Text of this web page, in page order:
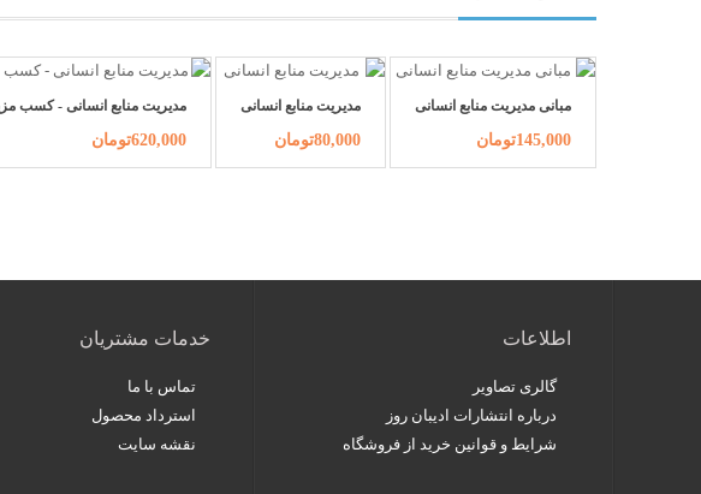
مبانی مدیریت منابع انسانی
145,000تومان
مدیریت منابع انسانی
80,000تومان
مدیریت منابع انسانی - کسب
620,000تومان
اطلاعات
گالری تصاویر
درباره انتشارات ادیبان روز
شرایط و قوانین خرید از فروشگاه
خدمات مشتریان
تماس با ما
استرداد محصول
نقشه سایت